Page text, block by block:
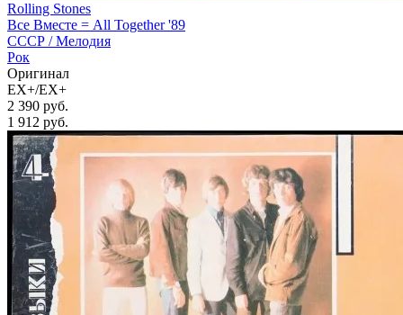
Rolling Stones
Все Вместе = All Together '89
СССР /Мелодия
Рок
Оригинал
EX+/EX+
2 390 руб.
1 912 руб.